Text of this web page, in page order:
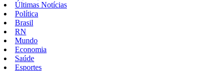
Últimas Notícias
Política
Brasil
RN
Mundo
Economia
Saúde
Esportes